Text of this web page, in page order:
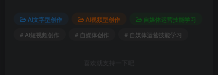
AI文字型创作 AI视频型创作
自媒体运营技能学习
# AI短视频创作
# 自媒体创作 # 自媒体运营技能学习
喜欢就支持一下吧